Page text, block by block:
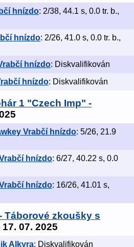
hnízdo: 2/38, 44.1 s, 0.0 tr. b.,
hnízdo: 2/26, 41.0 s, 0.0 tr. b.,
hnízdo: Diskvalifikován
hnízdo: Diskvalifikován
1 "Czech Imp" -
Vrabčí hnízdo: 5/26, 21.9
hnízdo: 6/27, 40.22 s, 0.0
hnízdo: 16/26, 41.01 s,
Táborové zkoušky s
17. 07. 2025
Alkyra: Diskvalifikován